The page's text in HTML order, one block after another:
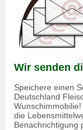
Wir senden
Speichere einen
Deutschland
die
Benachrichtigung